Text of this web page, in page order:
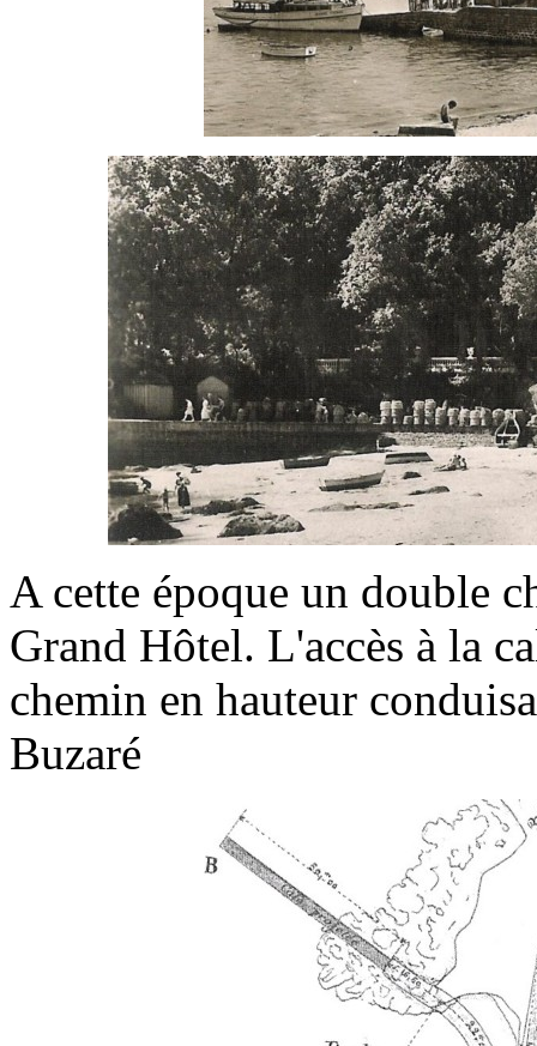
A cette époque un double
Grand Hôtel. L'accès à la
chemin en hauteur
Buzaré